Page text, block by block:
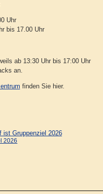
Uhr
bis 17.00 Uhr
ab 13:30 Uhr bis 17:00 Uhr
an.
finden Sie hier.
2026